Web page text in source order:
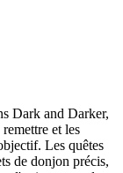
Dark and Darker,
et les
Les quêtes
de donjon précis,